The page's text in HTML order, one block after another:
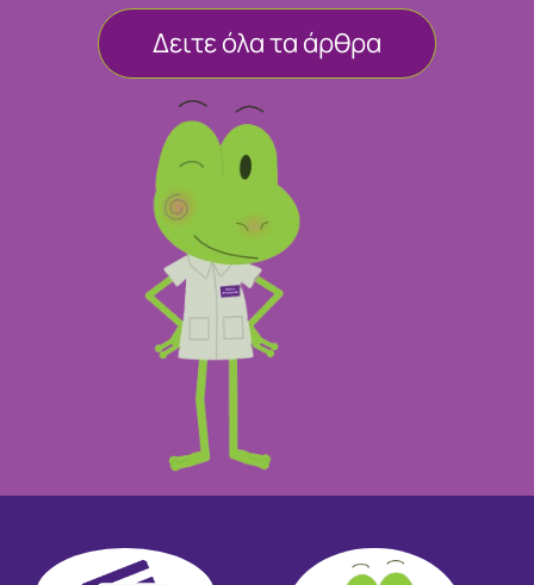
Δειτε όλα τα άρθρα